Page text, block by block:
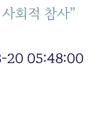
회적 참사”
20 05:48:00